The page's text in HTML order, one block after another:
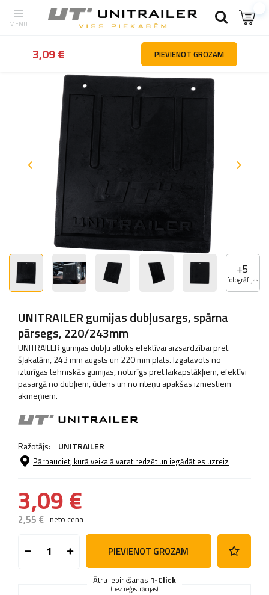
Atpakaļ Mājas Dubļusargi un aizsardzība pret
+5
fotogrāfijas
UNITRAILER gumijas dubļusargs, spārna
pārsegs, 220/243mm
UNITRAILER gumijas dubļu atloks efektīvai aizsardzībai pret
šļakatām, 243 mm augsts un 220 mm plats. Izgatavots no
izturīgas tehniskās gumijas, noturīgs pret laikapstākļiem, efektīvi
pasargā no dubļiem, ūdens un no riteņu apakšas izmestiem
akmeņiem.
Ražotājs: UNITRAILER
Pārbaudiet, kurā veikalā varat redzēt un iegādāties uzreiz
3,09 €
2,55 € neto cena
PIEVIENOT GROZAM
Ātra iepirkšanās 1-Click
(bez reģistrācijas)
3,09 € PIEVIENOT GROZAM